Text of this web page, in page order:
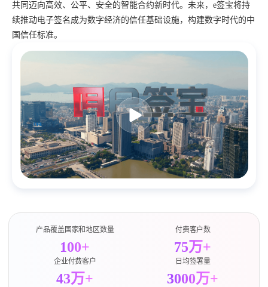
共同迈向高效、公平、安全的智能合约新时代。未来，e签宝将持
续推动电子签名成为数字经济的信任基础设施，构建数字时代的中
国信任标准。
产品覆盖国家和地区数量
100+
付费客户数
75万+
企业付费客户
43万+
日均签署量
3000万+